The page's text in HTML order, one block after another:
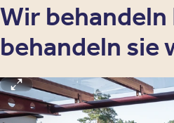
Wir
behandeln sie